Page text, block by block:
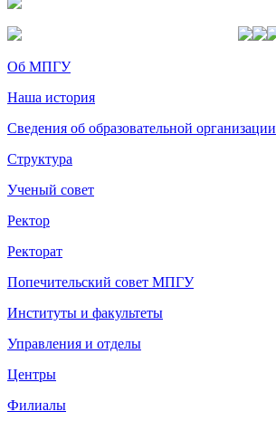
Об МПГУ
Наша история
Сведения об образовательной организации
Структура
Ученый совет
Ректор
Ректорат
Попечительский совет МПГУ
Институты и факультеты
Управления и отделы
Центры
Филиалы